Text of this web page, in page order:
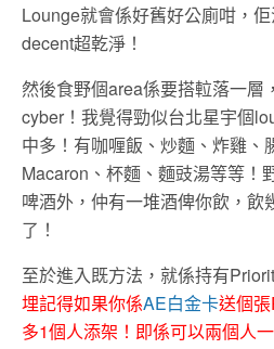
Lounge就會係好舊好公廁咁，
decent超乾淨！
然後食野個area係要搭𨋢落一層
cyber！我覺得勁似台北星宇個
中多！有咖喱飯、炒麵、炸雞、
Macaron、杯麵、麵豉湯等等！
啤酒外，仲有一堆酒俾你飲，飲
了！
至於進入既方法，就係持有
埋記得如果你係AE白金卡送個
多1個人添架！即係可以兩個人一